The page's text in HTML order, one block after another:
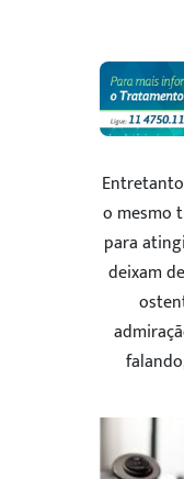
o mesmo
para
deixam